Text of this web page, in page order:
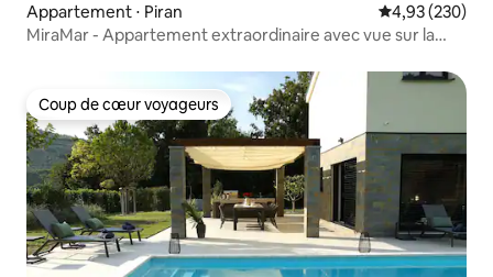
Appartement ⋅ Piran Évaluation
4,93 (230)
MiraMar - Appartement extraordinaire avec vue sur la
Coup de cœur voyageurs
Coup de cœur voyageurs